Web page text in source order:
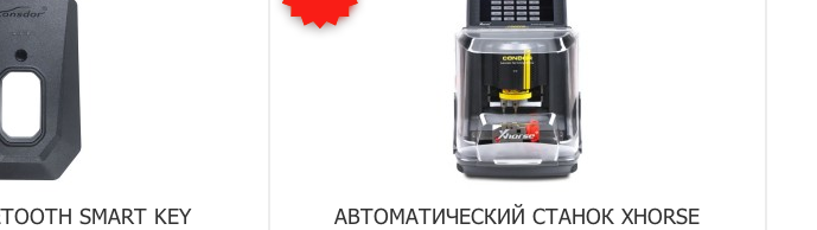
SMART KEY
АВТОМАТИЧЕСКИЙ СТАНОК XHORSE